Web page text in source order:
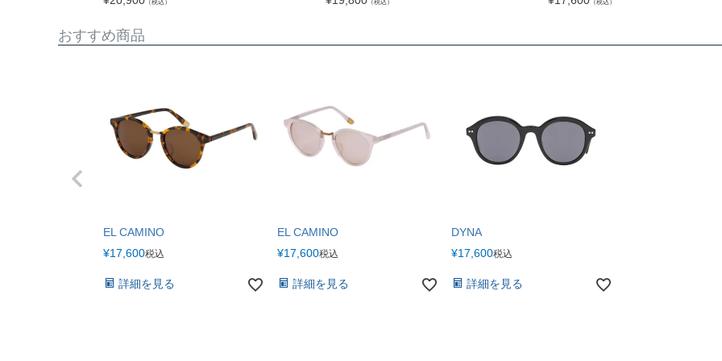
（税込） （税込） （税込）
おすすめ商品
EL CAMINO
¥17,600税込
詳細を見る
EL CAMINO
¥17,600税込
詳細を見る
DYNA
¥17,600税込
詳細を見る